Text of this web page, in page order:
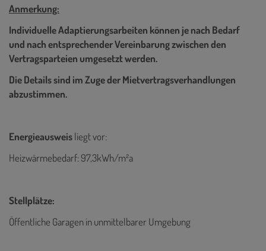
Anmerkung:
Individuelle Adaptierungsarbeiten können je nach Bedarf
und nach entsprechender Vereinbarung zwischen den
Vertragsparteien umgesetzt werden.
Die Details sind im Zuge der Mietvertragsverhandlungen
abzustimmen.
Energieausweisliegt vor:
Heizwärmebedarf: 97,3kWh/m²a
Stellplätze:
Öffentliche Garagen in unmittelbarer Umgebung